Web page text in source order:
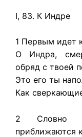
I, 83. К Индре
1 Первым идет
О Индра,
обряд с твоей
Это его ты
Как
2 Словно
приближаются